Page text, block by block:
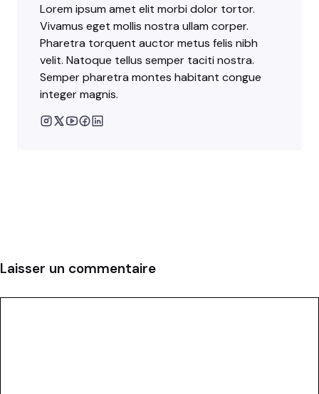
Lorem ipsum amet elit morbi dolor tortor.
Vivamus eget mollis nostra ullam corper.
Pharetra torquent auctor metus felis nibh
velit. Natoque tellus semper taciti nostra.
Semper pharetra montes habitant congue
integer magnis.
Laisser un commentaire